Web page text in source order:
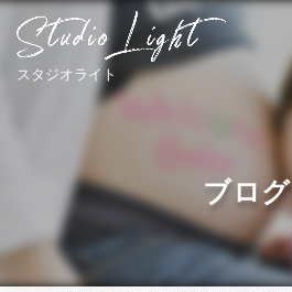
ブログ